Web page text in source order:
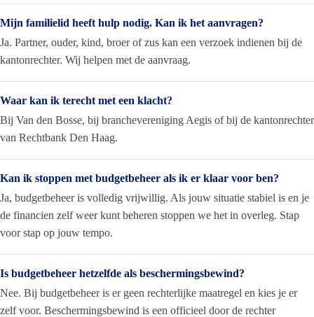
Mijn familielid heeft hulp nodig. Kan ik het aanvragen?
Ja. Partner, ouder, kind, broer of zus kan een verzoek indienen bij de
kantonrechter. Wij helpen met de aanvraag.
Waar kan ik terecht met een klacht?
Bij Van den Bosse, bij branchevereniging Aegis of bij de kantonrechter
van Rechtbank Den Haag.
Kan ik stoppen met budgetbeheer als ik er klaar voor ben?
Ja, budgetbeheer is volledig vrijwillig. Als jouw situatie stabiel is en je
de financien zelf weer kunt beheren stoppen we het in overleg. Stap
voor stap op jouw tempo.
Is budgetbeheer hetzelfde als beschermingsbewind?
Nee. Bij budgetbeheer is er geen rechterlijke maatregel en kies je er
zelf voor. Beschermingsbewind is een officieel door de rechter